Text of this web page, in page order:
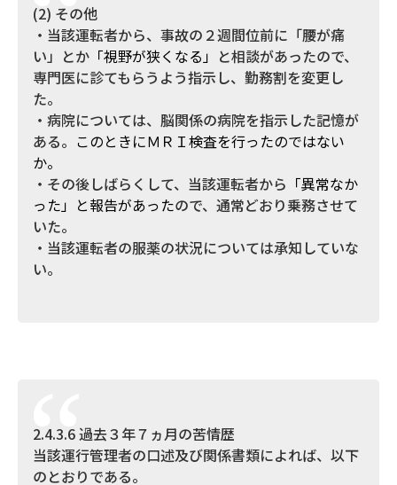
(2) その他
・当該運転者から、事故の２週間位前に「腰が痛
い」とか 「視野が狭くなる」 と相談があったので、
専門医に診てもらうよう指示し、勤務割を変更し
た。
・病院については、脳関係の病院を指示した記憶が
ある。 このときにＭＲＩ検査を行ったのではない
か。
・その後しばらくして、当該運転者から 「異常なか
った」と報告があったので、通常どおり乗務させて
いた。
・当該運転者の服薬の状況については承知していな
い。
2.4.3.6 過去３年７ヵ月の苦情歴
当該運行管理者の口述及び関係書類によれば、以下
のとおりである。